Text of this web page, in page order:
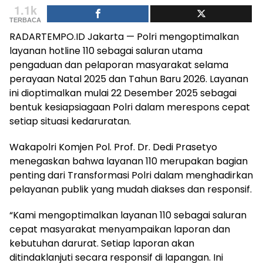
1.1k
TERBACA
RADARTEMPO.ID Jakarta — Polri mengoptimalkan
layanan hotline 110 sebagai saluran utama
pengaduan dan pelaporan masyarakat selama
perayaan Natal 2025 dan Tahun Baru 2026. Layanan
ini dioptimalkan mulai 22 Desember 2025 sebagai
bentuk kesiapsiagaan Polri dalam merespons cepat
setiap situasi kedaruratan.
Wakapolri Komjen Pol. Prof. Dr. Dedi Prasetyo
menegaskan bahwa layanan 110 merupakan bagian
penting dari Transformasi Polri dalam menghadirkan
pelayanan publik yang mudah diakses dan responsif.
“Kami mengoptimalkan layanan 110 sebagai saluran
cepat masyarakat menyampaikan laporan dan
kebutuhan darurat. Setiap laporan akan
ditindaklanjuti secara responsif di lapangan. Ini